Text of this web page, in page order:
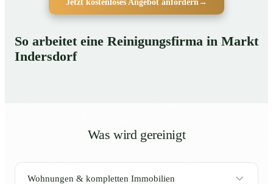
Jetzt kostenloses Angebot anfordern→
So arbeitet eine Reinigungsfirma in Markt
Indersdorf
Was wird gereinigt
Wohnungen & kompletten Immobilien